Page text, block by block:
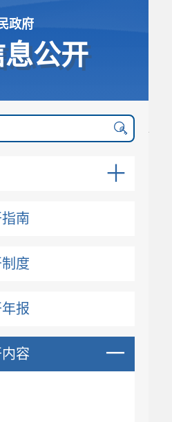
政府
公开
南
度
报
容